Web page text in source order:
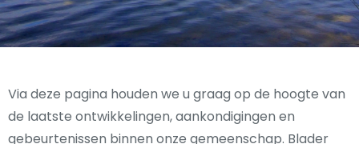
Via deze pagina houden we u graag op de hoogte van
de laatste ontwikkelingen, aankondigingen en
gebeurtenissen binnen onze gemeenschap. Blader